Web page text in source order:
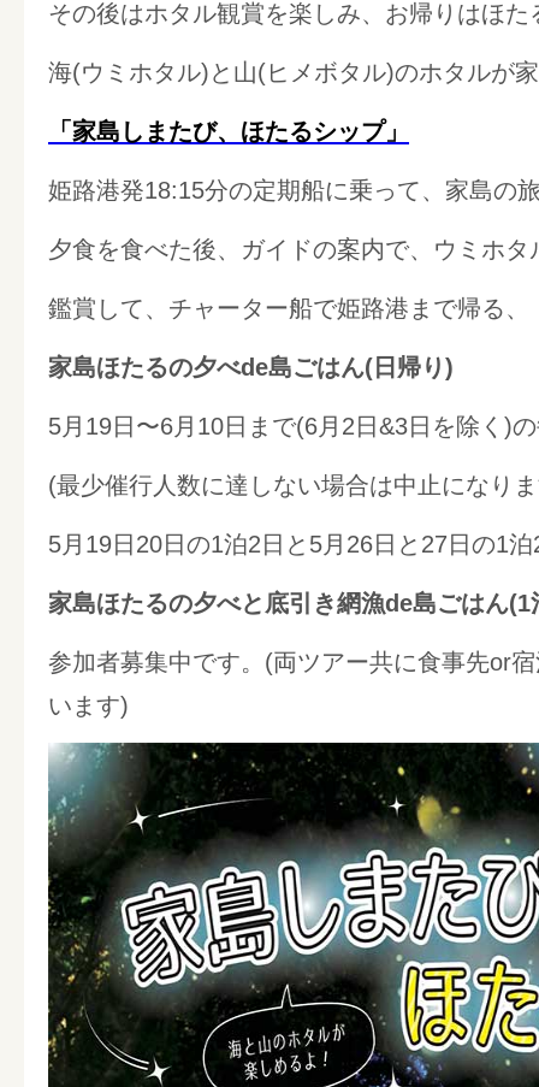
その後はホタル観賞を楽しみ、お帰りはほ
海(ウミホタル)と山(ヒメボタル)のホタルが
「家島しまたび、ほたるシップ」
姫路港発18:15分の定期船に乗って、家島の
夕食を食べた後、ガイドの案内で、ウミホタ
鑑賞して、チャーター船で姫路港まで帰る、
家島ほたるの夕べde島ごはん(日帰り)
5月19日〜6月10日まで(6月2日&3日を除く)
(最少催行人数に達しない場合は中止になり
5月19日20日の1泊2日と5月26日と27日の1
家島ほたるの夕べと底引き網漁de島ごはん(1
参加者募集中です。(両ツアー共に食事先or
います)